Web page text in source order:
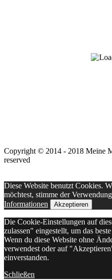
Copyright © 2014 - 2018 Meine
reserved
Diese Website benutzt Cookies.
möchtest, stimme der
Informationen
Akzeptieren
Die Cookie-Einstellungen auf
zulassen" eingestellt, um das
Wenn du diese Website ohne
verwendest oder auf
einverstanden.
Schließen